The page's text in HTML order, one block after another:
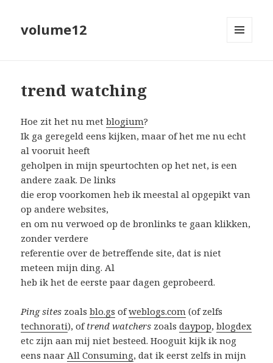
volume12
trend watching
Hoe zit het nu metblogium?
Ik ga geregeld eens kijken, maar of het me nu echt
al vooruit heeft
geholpen in mijn speurtochten op het net, is een
andere zaak. De links
die erop voorkomen heb ik meestal al opgepikt van
op andere websites,
en om nu verwoed op de bronlinks te gaan klikken,
zonder verdere
referentie over de betreffende site, dat is niet
meteen mijn ding. Al
heb ik het de eerste paar dagen geprobeerd.
Ping sites zoalsblo.gs ofweblogs.com (of zelfs
technorati), oftrend watchers zoalsdaypop,blogdex
etc zijn aan mij niet besteed. Hooguit kijk ik nog
eens naarAll Consuming, dat ik eerst zelfs in mijn